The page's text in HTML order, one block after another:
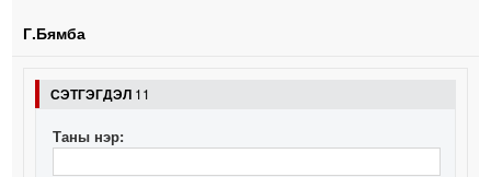
Г.Бямба
СЭТГЭГДЭЛ 11
Таны нэр: